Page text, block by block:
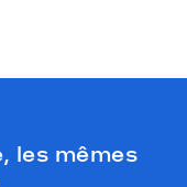
les mêmes